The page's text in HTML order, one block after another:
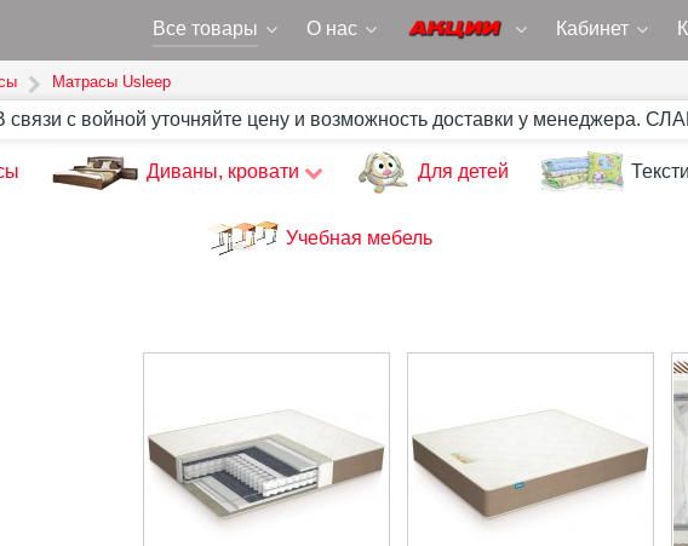
Все товары О нас Кабинет
Матрасы Usleep
связи с войной уточняйте цену и возможность доставки у менеджера.
Диваны, кровати Для детей
Учебная мебель